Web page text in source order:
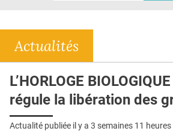
DOSSIERS
RÉSEAUX
E-REVUE SAD
THÉMA
Actualités
L’HORLOGE
régule la libération des
Actualité publiée il y a 3 semaines 11 heures